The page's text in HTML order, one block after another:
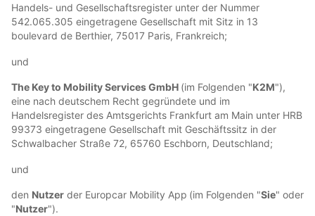
Handels- und Gesellschaftsregister unter der Nummer
542.065.305 eingetragene Gesellschaft mit Sitz in 13
boulevard de Berthier, 75017 Paris, Frankreich;
und
The Key to Mobility Services GmbH (im Folgenden "K2M"),
eine nach deutschem Recht gegründete und im
Handelsregister des Amtsgerichts Frankfurt am Main unter HRB
99373 eingetragene Gesellschaft mit Geschäftssitz in der
Schwalbacher Straße 72, 65760 Eschborn, Deutschland;
und
den Nutzer der Europcar Mobility App (im Folgenden "Sie" oder
"Nutzer").